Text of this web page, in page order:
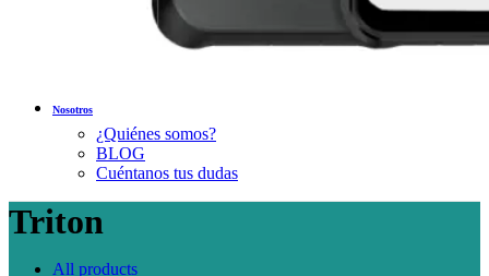
Nosotros
¿Quiénes somos?
BLOG
Cuéntanos tus dudas
Triton
All products